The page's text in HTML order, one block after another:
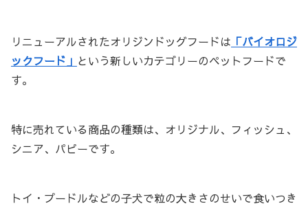
リニューアルされたオリジンドッグフードは 「バイオロジ
ックフード」 という新しいカテゴリーのペットフードで
す。
特に売れている商品の種類は、オリジナル、フィッシュ、
シニア、パピーです。
トイ・プードルなどの子犬で粒の大きさのせいで食いつき